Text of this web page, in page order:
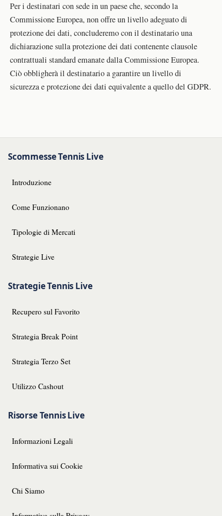
Per i destinatari con sede in un paese che, secondo la
Commissione Europea, non offre un livello adeguato di
protezione dei dati, concluderemo con il destinatario una
dichiarazione sulla protezione dei dati contenente clausole
contrattuali standard emanate dalla Commissione Europea.
Ciò obbligherà il destinatario a garantire un livello di
sicurezza e protezione dei dati equivalente a quello del GDPR.
Scommesse Tennis Live
Introduzione
Come Funzionano
Tipologie di Mercati
Strategie Live
Strategie Tennis Live
Recupero sul Favorito
Strategia Break Point
Strategia Terzo Set
Utilizzo Cashout
Risorse Tennis Live
Informazioni Legali
Informativa sui Cookie
Chi Siamo